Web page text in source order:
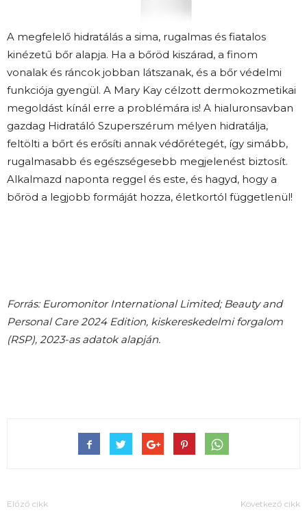
A megfelelő hidratálás a sima, rugalmas és fiatalos
kinézetű bőr alapja. Ha a bőröd kiszárad, a finom
vonalak és ráncok jobban látszanak, és a bőr védelmi
funkciója gyengül. A Mary Kay célzott dermokozmetikai
megoldást kínál erre a problémára is! A hialuronsavban
gazdag Hidratáló Szuperszérum mélyen hidratálja,
feltölti a bőrt és erősíti annak védőrétegét, így simább,
rugalmasabb és egészségesebb megjelenést biztosít.
Alkalmazd naponta reggel és este, és hagyd, hogy a
bőröd a legjobb formáját hozza, életkortól függetlenül!
Forrás: Euromonitor International Limited; Beauty and
Personal Care 2024 Edition, kiskereskedelmi forgalom
(RSP), 2023-as adatok alapján.
Előző cikk Következő cikk